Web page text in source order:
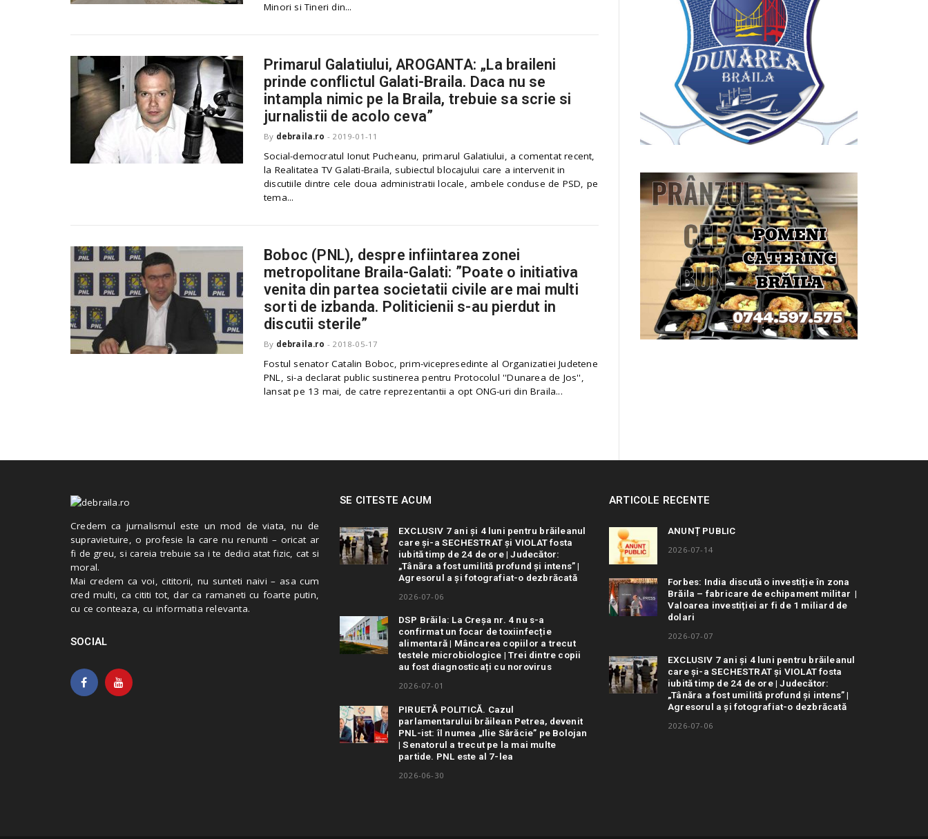
Minori si Tineri din...
Primarul Galatiului, AROGANTA: „La braileni
prinde conflictul Galati-Braila. Daca nu se
intampla nimic pe la Braila, trebuie sa scrie si
jurnalistii de acolo ceva”
By debraila.ro - 2019-01-11
Social-democratul Ionut Pucheanu, primarul Galatiului, a comentat recent,
la Realitatea TV Galati-Braila, subiectul blocajului care a intervenit in
discutiile dintre cele doua administratii locale, ambele conduse de PSD, pe
tema...
Boboc (PNL), despre infiintarea zonei
metropolitane Braila-Galati: ”Poate o initiativa
venita din partea societatii civile are mai multi
sorti de izbanda. Politicienii s-au pierdut in
discutii sterile”
By debraila.ro - 2018-05-17
Fostul senator Catalin Boboc, prim-vicepresedinte al Organizatiei Judetene
PNL, si-a declarat public sustinerea pentru Protocolul ''Dunarea de Jos'',
lansat pe 13 mai, de catre reprezentantii a opt ONG-uri din Braila...
Credem ca jurnalismul este un mod de viata, nu de
supravietuire, o profesie la care nu renunti – oricat ar
fi de greu, si careia trebuie sa i te dedici atat fizic, cat si
moral.
Mai credem ca voi, cititorii, nu sunteti naivi – asa cum
cred multi, ca cititi tot, dar ca ramaneti cu foarte putin,
cu ce conteaza, cu informatia relevanta.
SOCIAL
SE CITESTE ACUM
EXCLUSIV 7 ani și 4 luni pentru brăileanul
care și-a SECHESTRAT și VIOLAT fosta
iubită timp de 24 de ore | Judecător:
„Tânăra a fost umilită profund și intens” |
Agresorul a și fotografiat-o dezbrăcată
2026-07-06
DSP Brăila: La Creșa nr. 4 nu s-a
confirmat un focar de toxiinfecție
alimentară | Mâncarea copiilor a trecut
testele microbiologice | Trei dintre copii
au fost diagnosticați cu norovirus
2026-07-01
PIRUETĂ POLITICĂ. Cazul
parlamentarului brăilean Petrea, devenit
PNL-ist: îl numea „Ilie Sărăcie” pe Bolojan
| Senatorul a trecut pe la mai multe
partide. PNL este al 7-lea
2026-06-30
ARTICOLE RECENTE
ANUNȚ PUBLIC
2026-07-14
Forbes: India discută o investiție în zona
Brăila – fabricare de echipament militar |
Valoarea investiției ar fi de 1 miliard de
dolari
2026-07-07
EXCLUSIV 7 ani și 4 luni pentru brăileanul
care și-a SECHESTRAT și VIOLAT fosta
iubită timp de 24 de ore | Judecător:
„Tânăra a fost umilită profund și intens” |
Agresorul a și fotografiat-o dezbrăcată
2026-07-06